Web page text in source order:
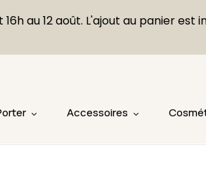
Accessoires
16h au 12 août. L'ajout au panier